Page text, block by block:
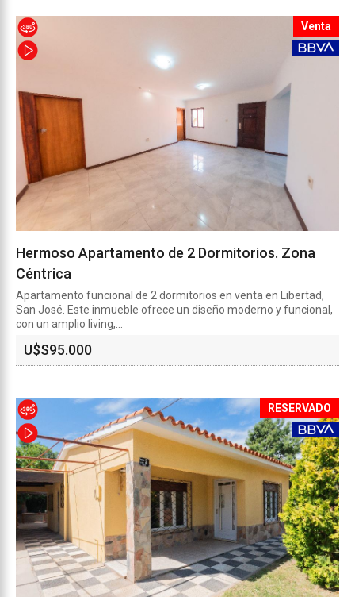
Venta
Hermoso Apartamento de 2 Dormitorios. Zona
Céntrica
Apartamento funcional de 2 dormitorios en venta en Libertad,
San José. Este inmueble ofrece un diseño moderno y funcional,
con un amplio living,...
U$S95.000
RESERVADO